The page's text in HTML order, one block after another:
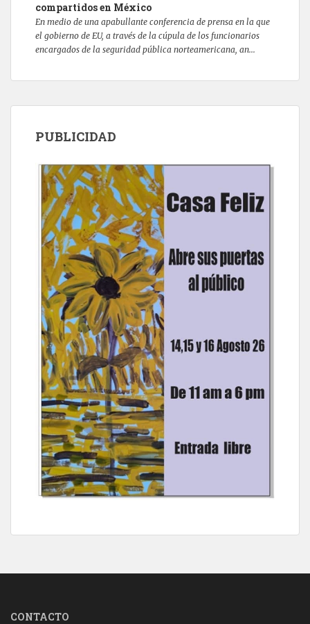
compartidos en México
En medio de una apabullante conferencia de prensa en la que
el gobierno de EU, a través de la cúpula de los funcionarios
encargados de la seguridad pública norteamericana, an...
PUBLICIDAD
CONTACTO